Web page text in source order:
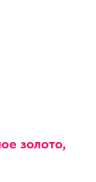
золото,